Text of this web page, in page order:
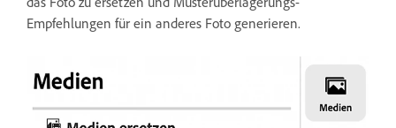
Empfehlungen für ein anderes Foto generieren.